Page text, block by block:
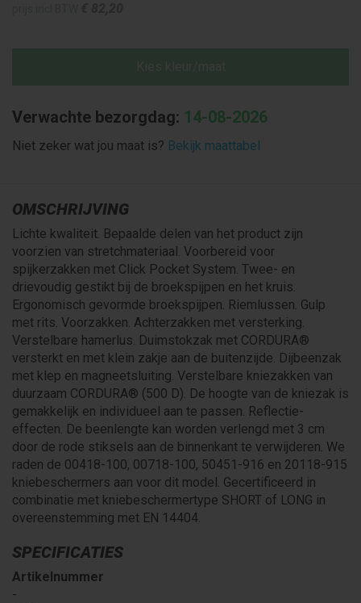
Verwachte bezorgdag: 14-08-2026
Niet zeker wat jou maat is? Bekijk maattabel
OMSCHRIJVING
Lichte kwaliteit. Bepaalde delen van het product zijn
voorzien van stretchmateriaal. Voorbereid voor
spijkerzakken met Click Pocket System. Twee- en
drievoudig gestikt bij de broekspijpen en het kruis.
Ergonomisch gevormde broekspijpen. Riemlussen. Gulp
met rits. Voorzakken. Achterzakken met versterking.
Verstelbare hamerlus. Duimstokzak met CORDURA®
versterkt en met klein zakje aan de buitenzijde. Dijbeenzak
met klep en magneetsluiting. Verstelbare kniezakken van
duurzaam CORDURA® (500 D). De hoogte van de kniezak is
gemakkelijk en individueel aan te passen. Reflectie-
effecten. De beenlengte kan worden verlengd met 3 cm
door de rode stiksels aan de binnenkant te verwijderen. We
raden de 00418-100, 00718-100, 50451-916 en 20118-915
kniebeschermers aan voor dit model. Gecertificeerd in
combinatie met kniebeschermertype SHORT of LONG in
overeenstemming met EN 14404.
SPECIFICATIES
Artikelnummer
-